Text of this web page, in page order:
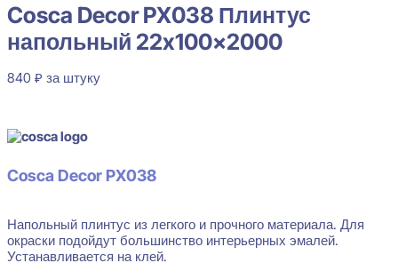
Cosca Decor PX038 Плинтус
напольный 22x100x2000
840 ₽ за штуку
Cosca Decor PX038
Напольный плинтус из легкого и прочного материала. Для
окраски подойдут большинство интерьерных эмалей.
Устанавливается на клей.